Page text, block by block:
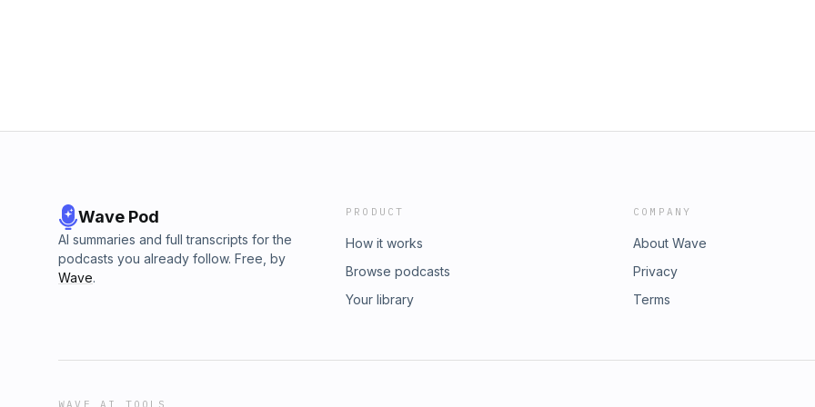
Wave Pod
AI summaries and full transcripts for the
podcasts you already follow. Free, by
Wave.
PRODUCT
How it works
Browse podcasts
Your library
COMPANY
About Wave
Privacy
Terms
WAVE AI TOOLS